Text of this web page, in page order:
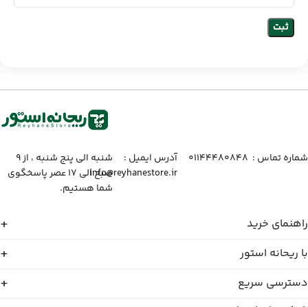
شماره تماس :‌ ۰۱۱۴۴۴۸۰۸۴۸
آدرس ایمیل :‌
info@reyhanestore.ir
شنبه الی پنج شنبه ، از ۹
صبح الی ۱۷ عصر پاسخگوی
شما هستیم.
راهنمای خرید
با ریحانه استور
دسترسی سریع